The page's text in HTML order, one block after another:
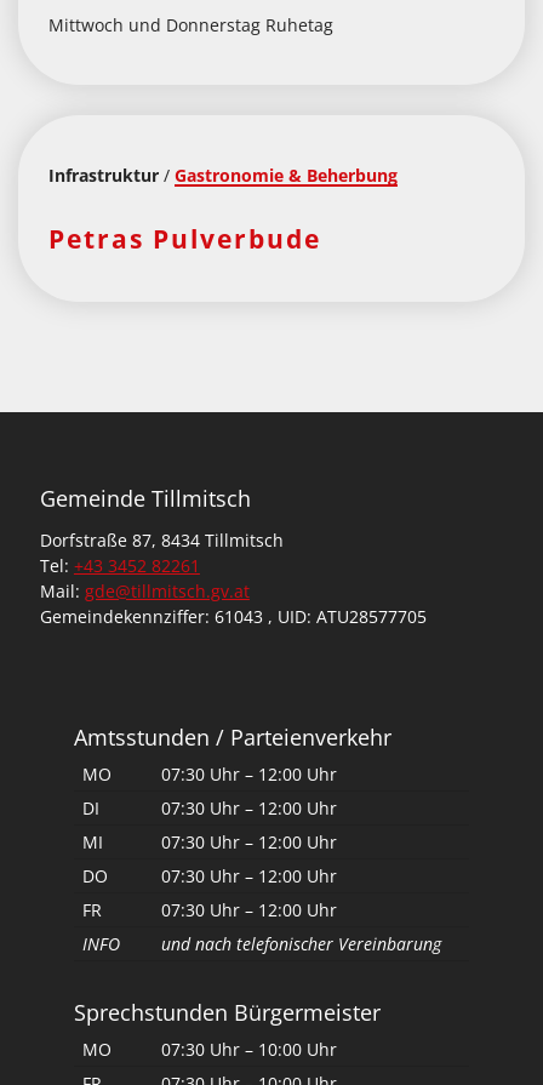
Mittwoch und Donnerstag Ruhetag
Infrastruktur / Gastronomie & Beherbung
Petras Pulverbude
Gemeinde Tillmitsch
Dorfstraße 87, 8434 Tillmitsch
Tel: +43 3452 82261
Mail: gde@tillmitsch.gv.at
Gemeindekennziffer: 61043 , UID: ATU28577705
Amtsstunden / Parteienverkehr
MO
07:30 Uhr – 12:00 Uhr
DI
07:30 Uhr – 12:00 Uhr
MI
07:30 Uhr – 12:00 Uhr
DO
07:30 Uhr – 12:00 Uhr
FR
07:30 Uhr – 12:00 Uhr
INFO
und nach telefonischer Vereinbarung
Sprechstunden Bürgermeister
MO
07:30 Uhr – 10:00 Uhr